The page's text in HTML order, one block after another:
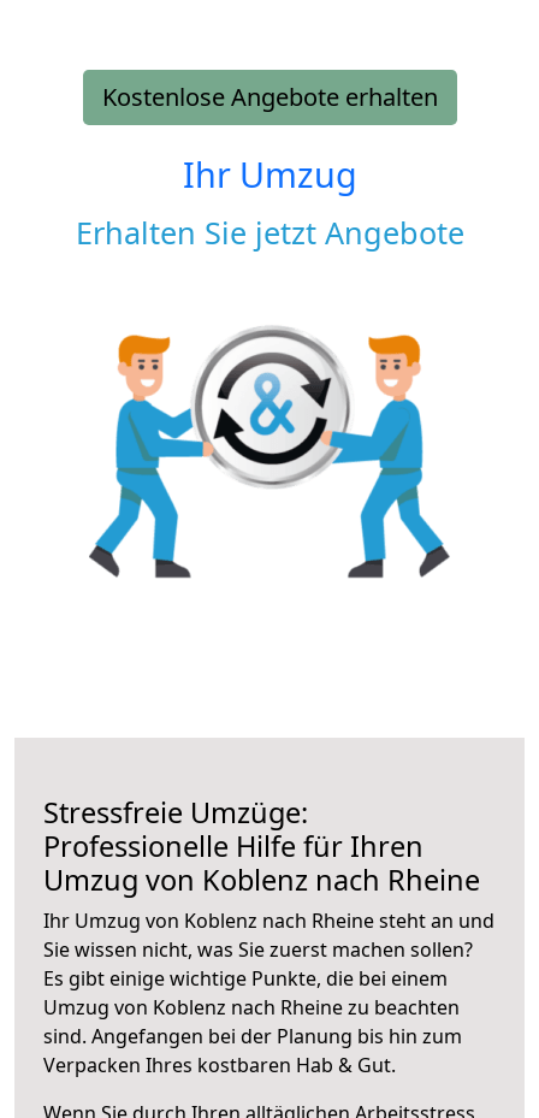
Kostenlose Angebote erhalten
Ihr Umzug
Erhalten Sie jetzt Angebote
Stressfreie Umzüge:
Professionelle Hilfe für Ihren
Umzug von Koblenz nach Rheine
Ihr Umzug von Koblenz nach Rheine steht an und
Sie wissen nicht, was Sie zuerst machen sollen?
Es gibt einige wichtige Punkte, die bei einem
Umzug von Koblenz nach Rheine zu beachten
sind. Angefangen bei der Planung bis hin zum
Verpacken Ihres kostbaren Hab & Gut.